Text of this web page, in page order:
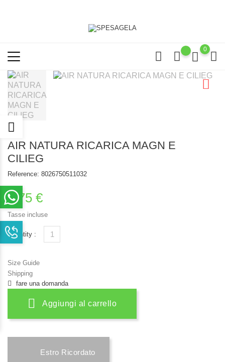
0
AIR NATURA RICARICA MAGN E
CILIEG
Reference: 8026750511032
1,75 €
Tasse incluse
Quantity :
Size Guide
Shipping
fare una domanda
Aggiungi al carrello
Estro Ricordato